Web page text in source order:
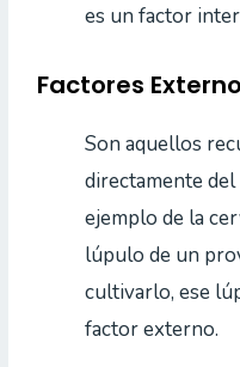
es un factor
Factores
Son aquellos
directamente
ejemplo de la
lúpulo de un
cultivarlo, ese
factor externo.